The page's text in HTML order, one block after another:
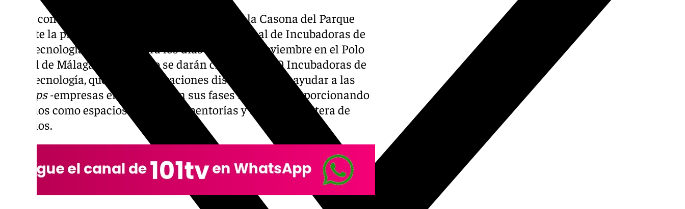
Así de contundente ha sido el representante de la Casona del Parque
durante la presentación del III Encuentro Nacional de Incubadoras de
Alta Tecnología, que se celebra los días 20 y 21 de noviembre en el Polo
Digital de Málaga. En este foro se darán cita más de 20 Incubadoras de
Alta Tecnología, que son organizaciones diseñadas para ayudar a las
startups-empresas emergentes- en sus fases iniciales, proporcionando
servicios como espacios de trabajo, mentorías y un largo etcétera de
servicios.